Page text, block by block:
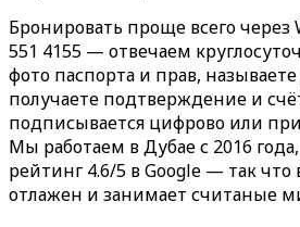
Бронировать проще всего через
551 4155 — отвечаем
фото паспорта и прав,
получаете подтверждение и
подписывается цифрово или
Мы работаем в Дубае с 2016 года,
рейтинг 4.6/5 в Google — так что
отлажен и занимает считаные